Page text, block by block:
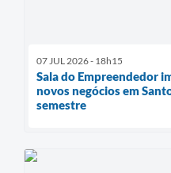
07 JUL 2026 - 18h15
Sala do Empreendedor
novos negócios em
semestre